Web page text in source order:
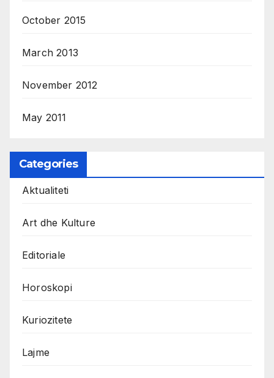
October 2015
March 2013
November 2012
May 2011
Categories
Aktualiteti
Art dhe Kulture
Editoriale
Horoskopi
Kuriozitete
Lajme